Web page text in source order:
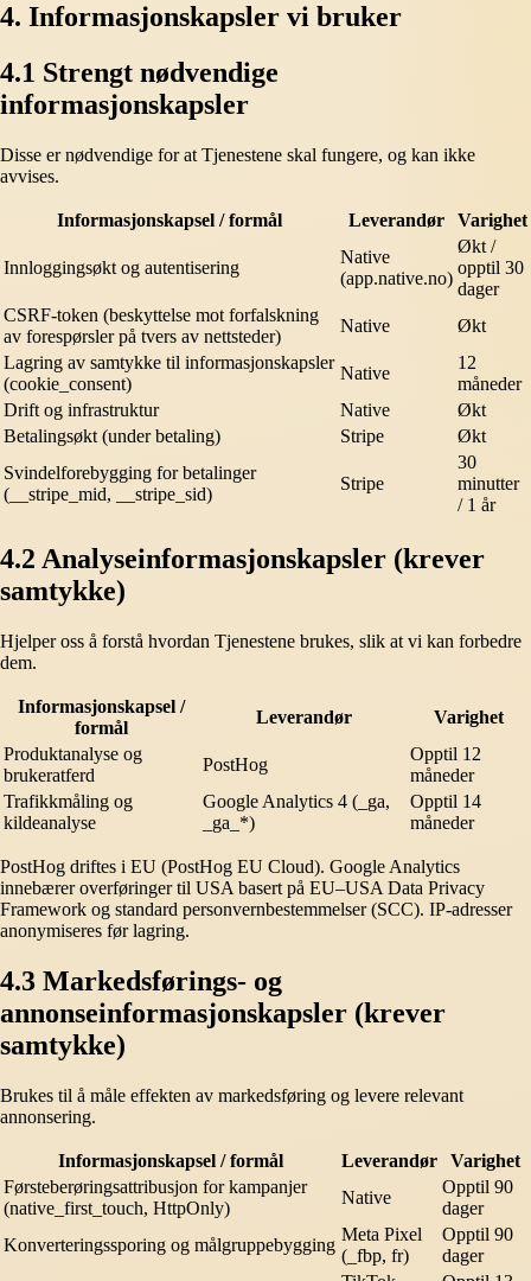
4. Informasjonskapsler vi bruker
4.1 Strengt nødvendige
informasjonskapsler
Disse er nødvendige for at Tjenestene skal fungere, og kan ikke
avvises.
Informasjonskapsel / formål Leverandør Varighet
Innloggingsøkt og autentisering
Native
(app.native.no)
Økt /
opptil 30
dager
CSRF-token (beskyttelse mot forfalskning
av forespørsler på tvers av nettsteder)
Native
Økt
Lagring av samtykke til informasjonskapsler
(cookie_consent)
Native
12
måneder
Drift og infrastruktur
Native
Økt
Betalingsøkt (under betaling)
Stripe
Økt
Svindelforebygging for betalinger
(__stripe_mid, __stripe_sid)
Stripe
30
minutter
/ 1 år
4.2 Analyseinformasjonskapsler (krever
samtykke)
Hjelper oss å forstå hvordan Tjenestene brukes, slik at vi kan forbedre
dem.
Informasjonskapsel /
formål
Leverandør
Varighet
Produktanalyse og
brukeratferd
PostHog
Opptil 12
måneder
Trafikkmåling og
kildeanalyse
Google Analytics 4 (_ga,
_ga_*)
Opptil 14
måneder
PostHog driftes i EU (PostHog EU Cloud). Google Analytics
innebærer overføringer til USA basert på EU–USA Data Privacy
Framework og standard personvernbestemmelser (SCC). IP-adresser
anonymiseres før lagring.
4.3 Markedsførings- og
annonseinformasjonskapsler (krever
samtykke)
Brukes til å måle effekten av markedsføring og levere relevant
annonsering.
Informasjonskapsel / formål Leverandør
Varighet
Førsteberøringsattribusjon for kampanjer
(native_first_touch, HttpOnly)
Native
Opptil 90
dager
Konverteringssporing og målgruppebygging
Meta Pixel
(_fbp, fr)
Opptil 90
dager